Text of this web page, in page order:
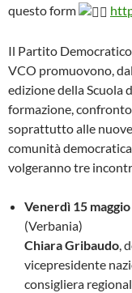
questo form
Il Partito
VCO promuovono,
edizione della Scuola
formazione,
soprattutto alle
comunità
volgeranno tre
Venerdì 15
(Verbania)
Chiara Gribaudo,
vicepresidente
consigliera